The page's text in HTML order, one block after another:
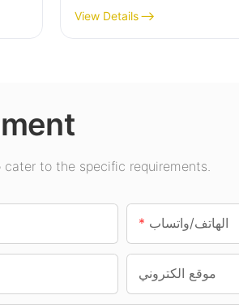
للإضاءة الداخلية في قاعات
المعارض والصالات الرياضية
View Details
to the specific requirements.
الهاتف/واتساب
موقع الكتروني